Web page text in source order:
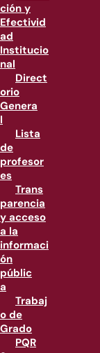
ción y
Efectivid
ad
Institucio
nal
Direct
orio
Genera
l
Lista
de
profesor
es
Trans
parencia
y acceso
a la
informaci
ón
públic
a
Trabaj
o de
Grado
PQR